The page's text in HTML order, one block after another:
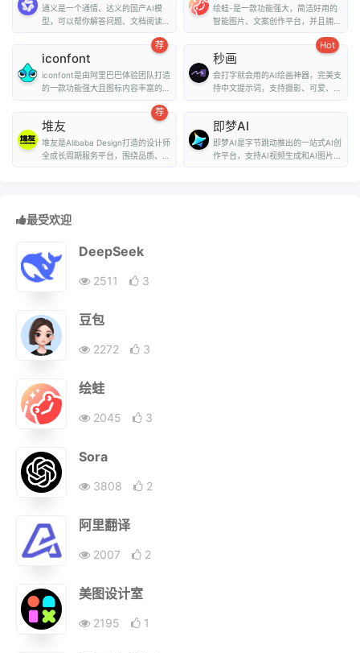
通义是一个通情、达义的国产AI模
型，可以帮你解答问题、文档阅读、
绘蛙-是一款功能强大，简洁好用的
智能图片、文案创作平台，并且拥有
荐
iconfont
iconfont是由阿里巴巴体验团队打造
的一款功能强大且图标内容丰富的矢
Hot
秒画
会打字就会用的AI绘画神器，完美支
持中文提示词，支持摄影、可爱、精
荐
堆友
堆友是Alibaba Design打造的设计师
全成长周期服务平台，围绕品质、效
即梦AI
即梦AI是字节跳动推出的一站式AI创
作平台，支持AI视频生成和AI图片生
最受欢迎
DeepSeek
2511 3
豆包
2272 3
绘蛙
2045 3
Sora
3808 2
阿里翻译
2007 2
美图设计室
2195 1